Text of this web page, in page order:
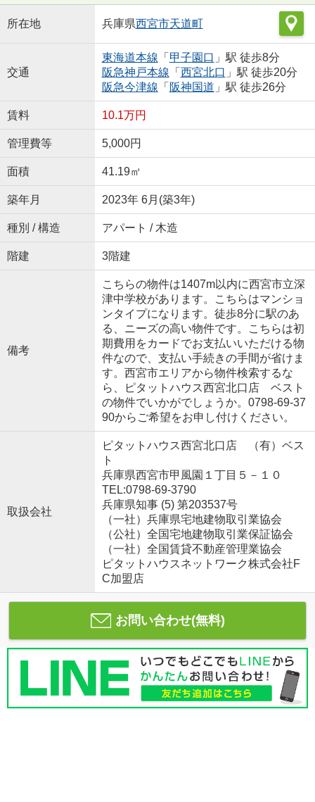
所在地 兵庫県西宮市天道町
交通
東海道本線 「 甲子園口 」駅 徒歩8分
阪急神戸本線 「 西宮北口 」駅 徒歩20分
阪急今津線 「 阪神国道 」駅 徒歩26分
賃料 10.1万円
管理費等 5,000円
面積 41.19㎡
築年月 2023年 6月(築3年)
種別 / 構造 アパート / 木造
階建 3階建
備考
こちらの物件は1407m以内に西宮市立深
津中学校があります。こちらはマンショ
ンタイプになります。徒歩8分に駅のあ
る、ニーズの高い物件です。こちらは初
期費用をカードでお支払いいただける物
件なので、支払い手続きの手間が省けま
す。西宮市エリアから物件検索するな
ら、ピタットハウス西宮北口店 ベスト
の物件でいかがでしょうか。0798-69-37
90からご希望をお申し付けください。
取扱会社
ピタットハウス西宮北口店 （有）ベス
ト
兵庫県西宮市甲風園１丁目５－１０
TEL:0798-69-3790
兵庫県知事 (5) 第203537号
（一社）兵庫県宅地建物取引業協会
（公社）全国宅地建物取引業保証協会
（一社）全国賃貸不動産管理業協会
ピタットハウスネットワーク株式会社F
C加盟店
お問い合わせ(無料)